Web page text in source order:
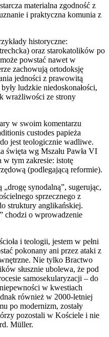
materialna zgodność z
i praktyczna komunia z
historyczne:
oraz starokatolików po
powstać nawet w
zachowują ortodoksję
jedności z prawowitą
ludzkie niedoskonałości,
wrażliwości ze strony
w swoim komentarzu
custodes papieża
jest teologicznie wadliwe.
święta wg Mszału Pawła VI
w tym zakresie: istotę
(podlegającą reformie).
synodalną”, sugerując,
sprzecznego z
struktury anglikańskiej.
chodzi o wprowadzenie
i teologii, jestem w pełni
pokonany ani przez ataki z
Nie tylko Bractwo
słusznie ubolewa, że pod
samosekularyzacji – do
w kwestiach
również w 2000-letniej
po modernizm, zostały
pozostali w Kościele i nie
Müller.